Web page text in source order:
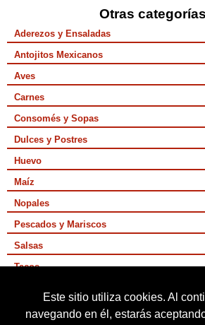
Este sitio utiliza cookies. Al
navegando en él, estarás
Otras
Aderezos y Ensaladas
Antojitos Mexicanos
Aves
Carnes
Consomés y Sopas
Dulces y Postres
Huevo
Maíz
Nopales
Pescados y Mariscos
Salsas
Tacos
Vegetarianas